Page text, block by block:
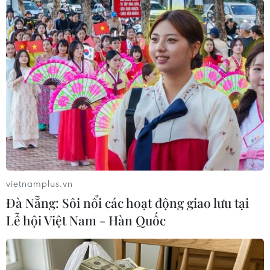
vi phạm nồng độ cồn và chất kích thích, ma túy
đối với lái xe trong vụ tai nạn đặc biệt nghiêm
trọng này.
[Hiện trường vụ xe Lexus lao vào đám tang
làm 11 người thương vong]
Bên cạnh đó, Chủ tịch Ủy ban nhân dân kiêm
Trưởng ban Ban An toàn giao thông tỉnh, thành
phố trực thuộc Trung ương tăng cường chỉ đạo
thực hiện các giải pháp tại Thông báo số
2671/TB-VPCP ngày 03/4/2019 của Văn Phòng
Chính phủ yêu cầu chính quyền địa phương có
phương án xây dựng những khu sinh hoạt cộng
đồng nhằm phục vụ nhu cầu của người dân địa
phương (cưới, hỏi, liên hoan, hiếu hỉ,…).
vietnamplus.vn
Đà Nẵng: Sôi nổi các hoạt động giao lưu tại
Lễ hội Việt Nam - Hàn Quốc